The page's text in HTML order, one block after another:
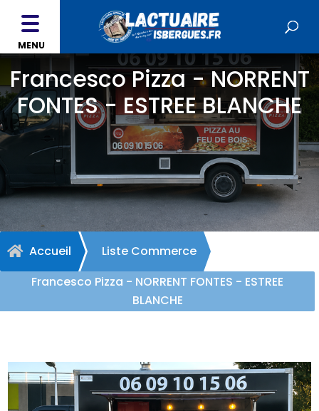
MENU
Francesco Pizza - NORRENT
FONTES - ESTREE BLANCHE
 Accueil
Liste Commerce
Francesco Pizza - NORRENT FONTES - ESTREE
BLANCHE